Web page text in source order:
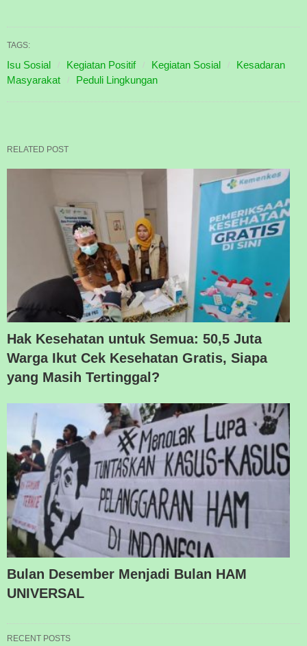
TAGS:
Isu Sosial Kegiatan Positif Kegiatan Sosial
Kesadaran
Masyarakat
Peduli Lingkungan
RELATED POST
Hak Kesehatan untuk Semua: 50,5 Juta
Warga Ikut Cek Kesehatan Gratis, Siapa
yang Masih Tertinggal?
Bulan Desember Menjadi Bulan HAM
UNIVERSAL
RECENT POSTS